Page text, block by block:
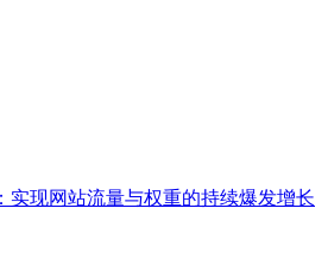
实现网站流量与权重的持续爆发增长